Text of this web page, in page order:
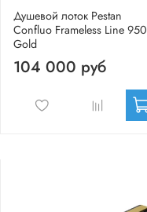
Душевой лоток Pestan
Confluo Frameless Line 950
Gold
104 000 руб